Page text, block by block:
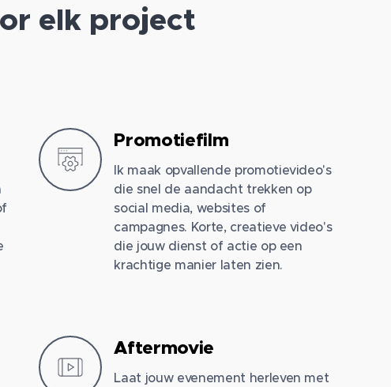
elk project
Promotiefilm
Ik maak opvallende promotievideo's
die snel de aandacht trekken op
social media, websites of
campagnes. Korte, creatieve video's
die jouw dienst of actie op een
krachtige manier laten zien.
Aftermovie
Laat jouw evenement herleven met